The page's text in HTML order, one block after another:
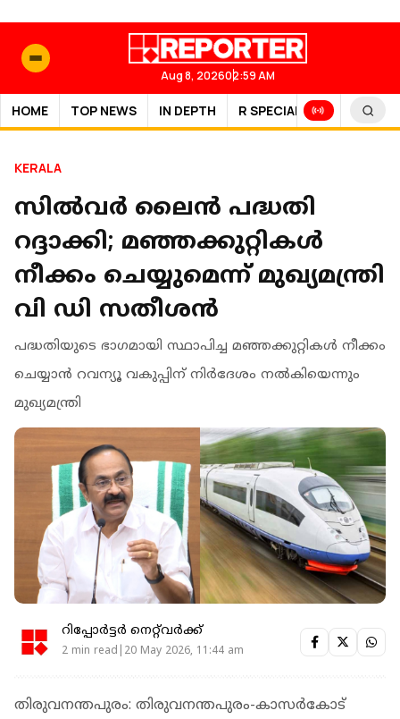
Aug 8, 202602:59 AM
HOME TOP NEWS IN DEPTH R SPECIAL SPORTS
KERALA
സില്‍വര്‍ ലൈന്‍ പദ്ധതി
റദ്ദാക്കി; മഞ്ഞക്കുറ്റികള്‍
നീക്കം ചെയ്യുമെന്ന് മുഖ്യമന്ത്രി
വി ഡി സതീശൻ
പദ്ധതിയുടെ ഭാഗമായി സ്ഥാപിച്ച മഞ്ഞക്കുറ്റികള്‍ നീക്കം
ചെയ്യാന്‍ റവന്യൂ വകുപ്പിന് നിര്‍ദേശം നല്‍കിയെന്നും
മുഖ്യമന്ത്രി
റിപ്പോർട്ടർ നെറ്റ്‌വര്‍ക്ക്‌
2 min read|20 May 2026, 11:44 am
തിരുവനന്തപുരം: തിരുവനന്തപുരം-കാസര്‍കോട്